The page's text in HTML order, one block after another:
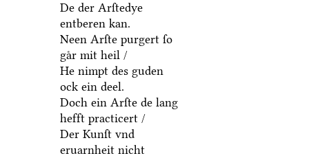
De der Arſtedye
entberen kan.
Neen Arſte purgert ſo
gaͤr mit heil /
He nimpt des guden
ock ein deel.
Doch ein Arſte de lang
hefft practicert /
Der Kunſt vnd
eruarnheit nicht